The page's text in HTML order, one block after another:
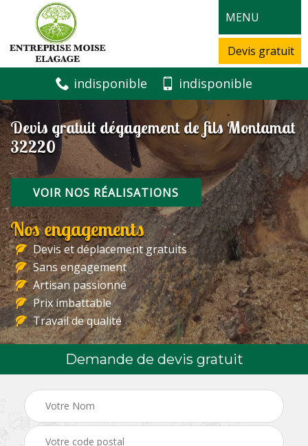
MENU
Devis gratuit
indisponible indisponible
Devis gratuit dégagement de fils Montamat
32220
VOIR NOS RÉALISATIONS
Nos engagements
Devis et déplacement gratuits
Sans engagement
Artisan passionné
Prix imbattable
Travail de qualité
Demande de devis gratuit